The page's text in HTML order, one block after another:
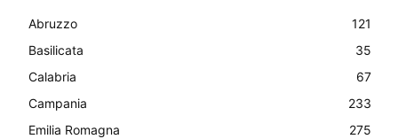
Abruzzo
121
Basilicata
35
Calabria
67
Campania
233
Emilia Romagna
275